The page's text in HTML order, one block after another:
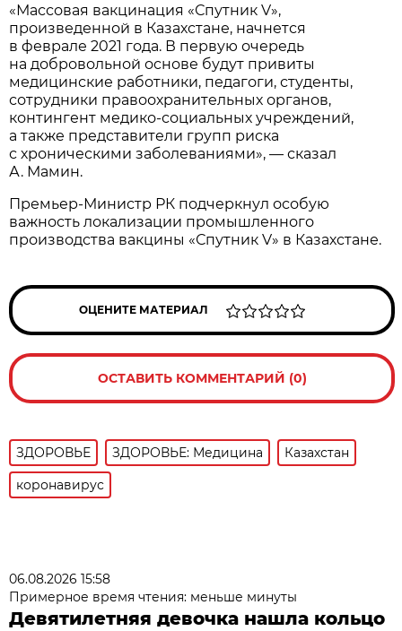
«Массовая вакцинация «Спутник V»,
произведенной в Казахстане, начнется
в феврале 2021 года. В первую очередь
на добровольной основе будут привиты
медицинские работники, педагоги, студенты,
сотрудники правоохранительных органов,
контингент медико-социальных учреждений,
а также представители групп риска
с хроническими заболеваниями», — сказал
А. Мамин.
Премьер-Министр РК подчеркнул особую
важность локализации промышленного
производства вакцины «Спутник V» в Казахстане.
ОЦЕНИТЕ МАТЕРИАЛ
ОСТАВИТЬ КОММЕНТАРИЙ (0)
ЗДОРОВЬЕ ЗДОРОВЬЕ: Медицина
Казахстан
коронавирус
06.08.2026 15:58
Примерное время чтения: меньше минуты
Девятилетняя девочка нашла кольцо